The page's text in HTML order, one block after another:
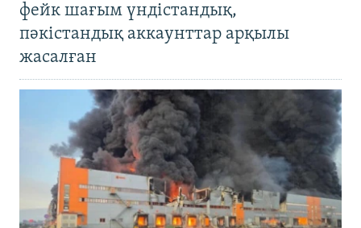
фейк шағым үндістандық,
пәкістандық аккаунттар арқылы
жасалған